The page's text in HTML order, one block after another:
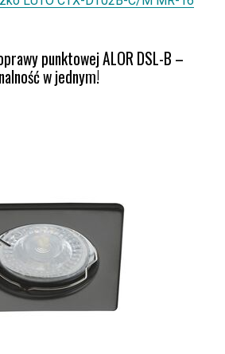
punktowej ALOR DSL-B –
w jednym!